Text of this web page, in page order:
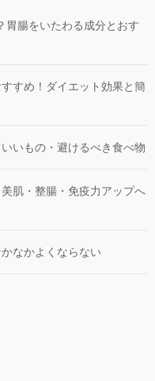
胃腸をいたわる成分とおす
すめ！ダイエット効果と簡
いもの・避けるべき食べ物
肌・整腸・免疫力アップへ
なかよくならない